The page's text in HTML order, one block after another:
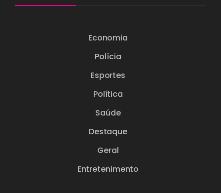
Economia
Polícia
Esportes
Política
Saúde
Destaque
Geral
Entretenimento